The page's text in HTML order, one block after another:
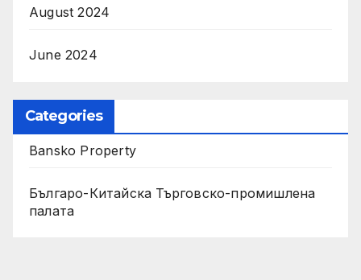
August 2024
June 2024
Categories
Bansko Property
Българо-Китайска Търговско-промишлена
палaта